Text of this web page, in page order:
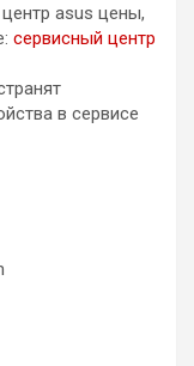
asus цены,
сервисный центр
в сервисе